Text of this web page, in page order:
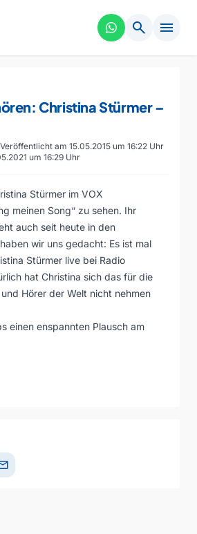
search menu
Christina Stürmer –
Veröffentlicht am 15.05.2015 um 16:22 Uhr
um 16:29 Uhr
Stürmer im VOX
meinen Song“ zu sehen. Ihr
auch seit heute in den
wir uns gedacht: Es ist mal
Stürmer live bei Radio
hat Christina sich das für die
Hörer der Welt nicht nehmen
einen enspannten Plausch am